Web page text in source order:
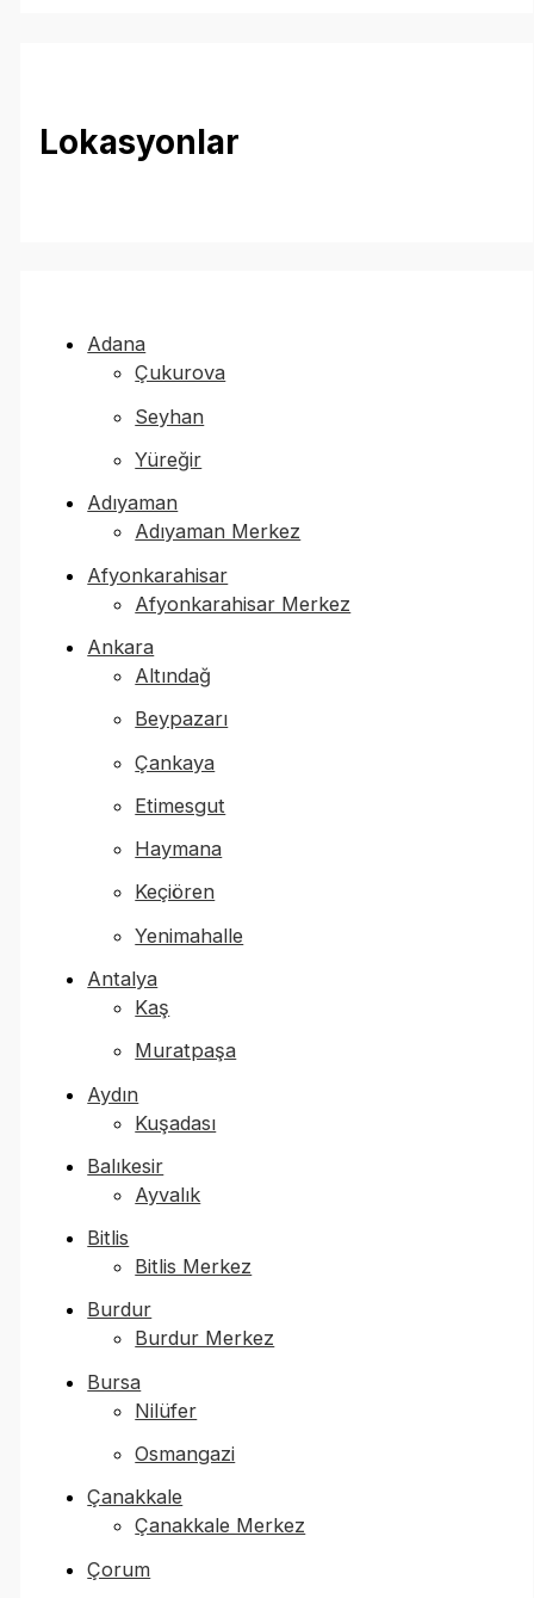
Lokasyonlar
Adana
Çukurova
Seyhan
Yüreğir
Adıyaman
Adıyaman Merkez
Afyonkarahisar
Afyonkarahisar Merkez
Ankara
Altındağ
Beypazarı
Çankaya
Etimesgut
Haymana
Keçiören
Yenimahalle
Antalya
Kaş
Muratpaşa
Aydın
Kuşadası
Balıkesir
Ayvalık
Bitlis
Bitlis Merkez
Burdur
Burdur Merkez
Bursa
Nilüfer
Osmangazi
Çanakkale
Çanakkale Merkez
Çorum